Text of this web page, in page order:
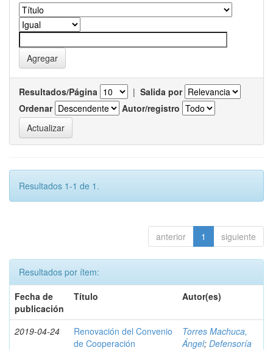
Resultados/Página | Salida por
Ordenar
Autor/registro
Resultados 1-1 de 1.
anterior 1 siguiente
Resultados por ítem:
Fecha de
publicación
Título Autor(es)
2019-04-24
Renovación del Convenio
de Cooperación
Torres Machuca,
Ángel; Defensoría